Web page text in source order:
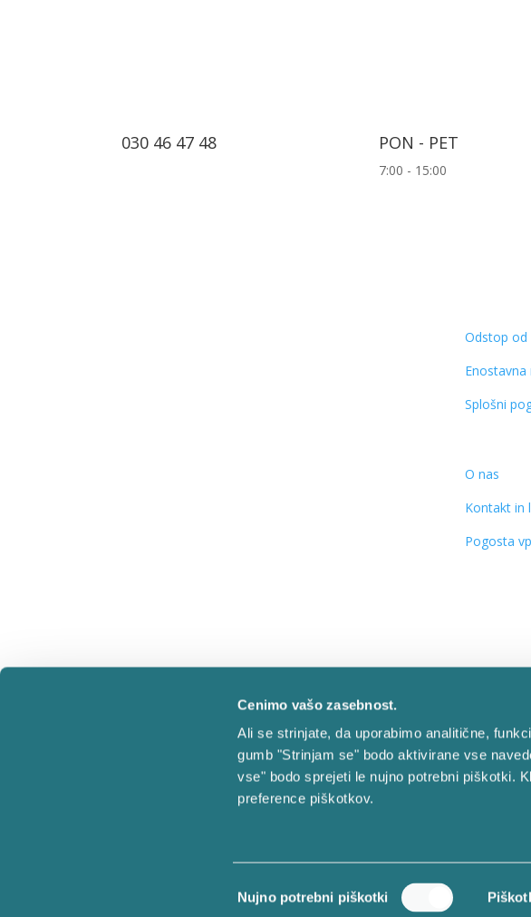
Cenimo vašo zasebnost.
Ali se strinjate, da uporabimo analitične,
gumb "Strinjam se" bodo aktivirane vse
vse" bodo sprejeti le nujno potrebni piškotki.
preference piškotkov.
soglasja
Nujno potrebni piškotki
030 46 47 48 PON - PET
7:00 - 15:00
Odstop od
Splošni
O nas
Kontakt in
Pogosta